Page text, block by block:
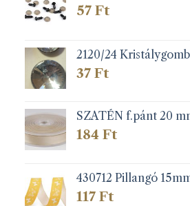
57 Ft
2120/24
37 Ft
SZATÉN f.pánt 20
184 Ft
430712 Pillangó
117 Ft